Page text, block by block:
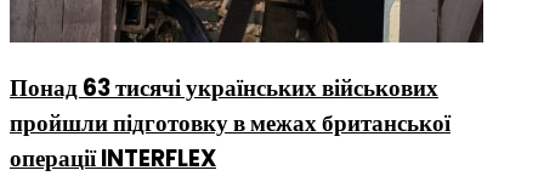
Понад 63 тисячі українських військових
пройшли підготовку в межах британської
операції INTERFLEX